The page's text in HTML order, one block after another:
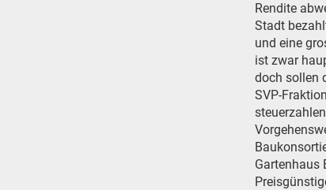
Rendite
Stadt
und eine
ist zwar
doch sollen
SVP-
Gartenhaus